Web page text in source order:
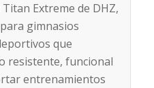
Extreme de DHZ,
gimnasios
que
resistente, funcional
entrenamientos